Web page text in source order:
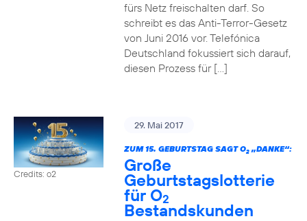
fürs Netz freischalten darf. So
schreibt es das Anti-Terror-Gesetz
von Juni 2016 vor. Telefónica
Deutschland fokussiert sich darauf,
diesen Prozess für […]
Credits: o2
29. Mai 2017
ZUM 15. GEBURTSTAG SAGT O2„DANKE“:
Große
Geburtstagslotterie
für O2
Bestandskunden